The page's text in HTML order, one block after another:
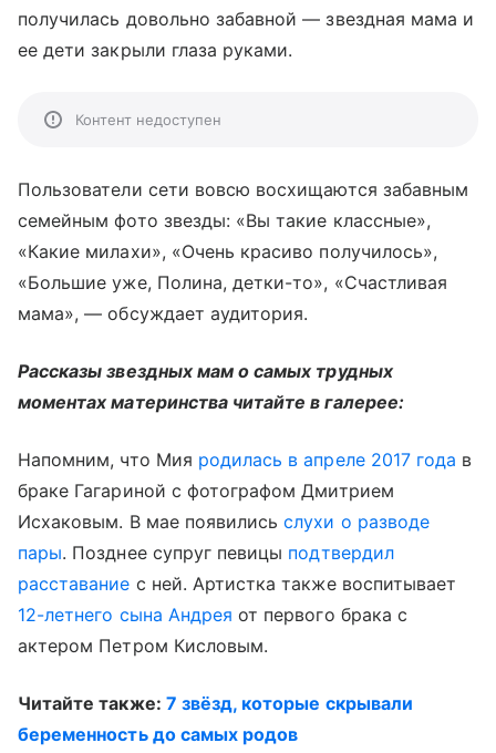
получилась довольно забавной — звездная мама и
ее дети закрыли глаза руками.
Контент недоступен
Пользователи сети вовсю восхищаются забавным
семейным фото звезды: «Вы такие классные»,
«Какие милахи», «Очень красиво получилось»,
«Большие уже, Полина, детки-то», «Счастливая
мама», — обсуждает аудитория.
Рассказы звездных мам о самых трудных
моментах материнства читайте в галерее:
Напомним, что Мия родилась в апреле 2017 года в
браке Гагариной с фотографом Дмитрием
Исхаковым. В мае появилисьслухи о разводе
пары. Позднее супруг певицы подтвердил
расставание с ней. Артистка также воспитывает
12-летнего сына Андрея от первого брака с
актером Петром Кисловым.
Читайте также: 7 звёзд, которые скрывали
беременность до самых родов